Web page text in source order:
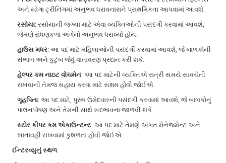
અને યોગા ટ્રીનિંગમાં અનુભવ ધરાવનારાને પ્રાથમિકતા આપવામાં આવશે.
રસોયા: રસોયાની જગ્યા માટે એવા વ્યક્તિઓની પસંદગી કરવામાં આવશે,
જેમણે રાંધણકળા અંગેનો અનુભવ ધરાવ્યો હોય.
હાઉસ મધર: આ પદ માટે મહિલાઓની પસંદગી કરવામાં આવશે, જે બાળકોની
સંભાળ અને કુટુંબ જેવું વાતાવરણ પ્રદાન કરી શકે.
હેલ્પર કમ નાઇટ વોચમેન: આ પદ માટેની વ્યક્તિએ રાત્રી સમયે સાવચેતી
રાખવાની તેમજ સહાય કરવા માટે સક્ષમ હોવી જોઈએ.
ગૃહપિતા: આ પદ માટે, પુરુષ ઉમેદવારની પસંદગી કરવામાં આવશે, જે બાળકોનું
પાલનપોષણ અને તેમની સાથે સદભાવના જાળવી શકે.
સ્ટોર કીપર કમ એકાઉન્ટન્ટ: આ પદ માટે તેમણે અંગત મેનેજમેન્ટ અને
ખાતાવહી રાખવામાં કુશળતા હોવી જોઈએ.
ઈન્ટરવ્યુનું સ્થળ: